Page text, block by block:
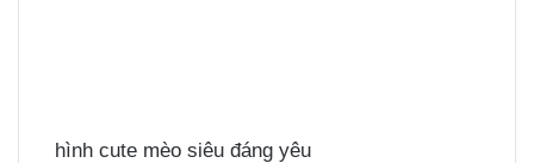
hình cute mèo siêu đáng yêu